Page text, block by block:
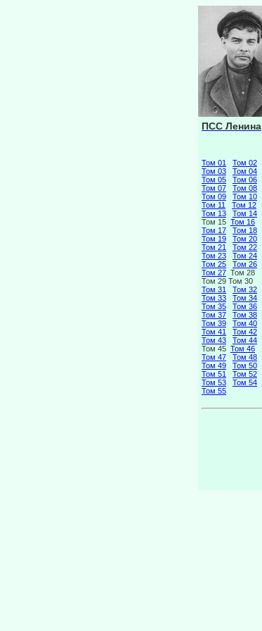
ПСС Ленина
Том 01
Том 02
Том 03
Том 04
Том 05
Том 06
Том 07
Том 08
Том 09
Том 10
Том 11
Том 12
Том 13
Том 14
Том 15 Том 16
Том 17
Том 18
Том 19
Том 20
Том 21
Том 22
Том 23
Том 24
Том 25
Том 26
Том 27 Том 28
Том 29 Том 30
Том 31
Том 32
Том 33
Том 34
Том 35
Том 36
Том 37
Том 38
Том 39
Том 40
Том 41
Том 42
Том 43
Том 44
Том 45 Том 46
Том 47
Том 48
Том 49
Том 50
Том 51
Том 52
Том 53
Том 54
Том 55